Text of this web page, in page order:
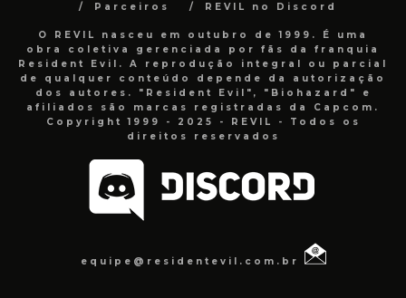
Parceiros
REVIL no Discord
O REVIL nasceu em outubro de 1999. É uma
obra coletiva gerenciada por fãs da franquia
Resident Evil. A reprodução integral ou parcial
de qualquer conteúdo depende da autorização
dos autores. "Resident Evil", "Biohazard" e
afiliados são marcas registradas da Capcom.
Copyright 1999 - 2025 - REVIL - Todos os
direitos reservados
equipe@residentevil.com.br